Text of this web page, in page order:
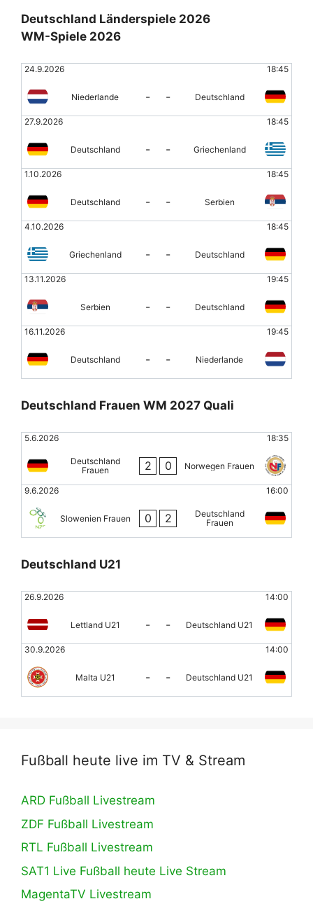
Deutschland Länderspiele 2026
WM-Spiele 2026
24.9.2026 18:45
Niederlande - - Deutschland
27.9.2026 18:45
Deutschland - - Griechenland
1.10.2026 18:45
Deutschland - - Serbien
4.10.2026 18:45
Griechenland - - Deutschland
13.11.2026 19:45
Serbien - - Deutschland
16.11.2026 19:45
Deutschland - - Niederlande
Deutschland Frauen WM 2027 Quali
5.6.2026 18:35
Deutschland
Frauen
2 0 Norwegen Frauen
9.6.2026 16:00
Slowenien Frauen 0 2
Deutschland
Frauen
Deutschland U21
26.9.2026 14:00
Lettland U21 - - Deutschland U21
30.9.2026 14:00
Malta U21 - - Deutschland U21
Fußball heute live im TV & Stream
ARD Fußball Livestream
ZDF Fußball Livestream
RTL Fußball Livestream
SAT1 Live Fußball heute Live Stream
MagentaTV Livestream